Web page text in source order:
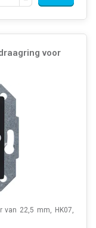
voor
22,5 mm, HK07,